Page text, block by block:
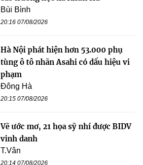
Bùi Bình
20:16 07/08/2026
Hà Nội phát hiện hơn 53.000 phụ
tùng ô tô nhãn Asahi có dấu hiệu vi
phạm
Đông Hà
20:15 07/08/2026
Vẽ ước mơ, 21 họa sỹ nhí được BIDV
vinh danh
T.Vân
20:14 07/08/2026